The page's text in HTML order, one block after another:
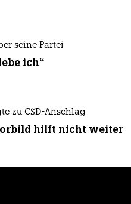
seine Partei
ich“
zu CSD-Anschlag
hilft nicht weiter